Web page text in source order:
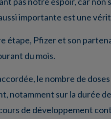
importante est une
étape, Pfizer et son
du mois.
le nombre de
notamment sur la durée
de développement